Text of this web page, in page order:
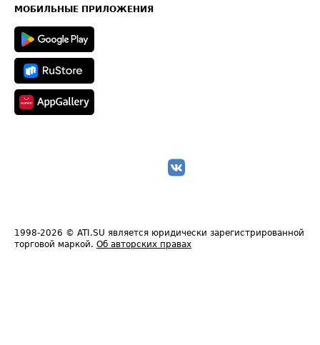
Техническая информация
МОБИЛЬНЫЕ ПРИЛОЖЕНИЯ
1998-2026 © ATI.SU является юридически зарегистрированной
торговой маркой. Об авторских правах